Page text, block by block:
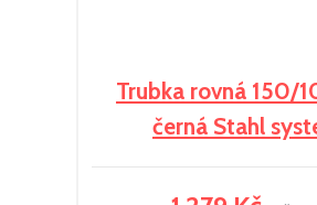
Trubka rovná 150/
černá Stahl